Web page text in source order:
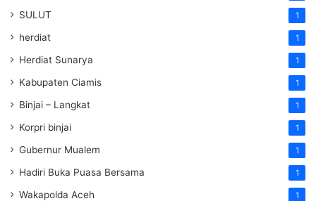
SULUT 1
herdiat 1
Herdiat Sunarya 1
Kabupaten Ciamis 1
Binjai – Langkat 1
Korpri binjai 1
Gubernur Mualem 1
Hadiri Buka Puasa Bersama 1
Wakapolda Aceh 1